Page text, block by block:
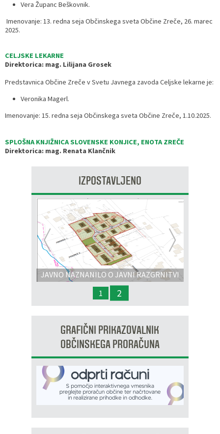
Vera Županc Beškovnik.
Imenovanje: 13. redna seja Občinskega sveta Občine Zreče, 26. marec
2025.
CELJSKE LEKARNE
Direktorica: mag. Lilijana Grosek
Predstavnica Občine Zreče v Svetu Javnega zavoda Celjske lekarne je:
Veronika Magerl.
Imenovanje: 15. redna seja Občinskega sveta Občine Zreče, 1.10.2025.
SPLOŠNA KNJIŽNICA SLOVENSKE KONJICE, ENOTA ZREČE
Direktorica: mag. Renata Klančnik
IZPOSTAVLJENO
JAVNO NAZNANILO O JAVNI RAZGRNITVI
IN JAVNI OBRAVNAVI - OPPN na območju
OP8/009 – stanovanjsko območje Dobrava 3
Prejšnja
1 2
GRAFIČNI PRIKAZOVALNIK
OBČINSKEGA PRORAČUNA